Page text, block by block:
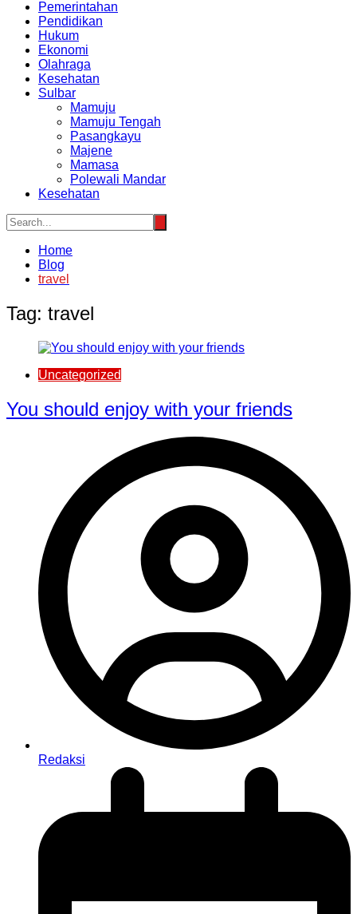
Pemerintahan
Pendidikan
Hukum
Ekonomi
Olahraga
Kesehatan
Sulbar
Mamuju
Mamuju Tengah
Pasangkayu
Majene
Mamasa
Polewali Mandar
Kesehatan
Home
Blog
travel
Tag: travel
Uncategorized
You should enjoy with your friends
Redaksi